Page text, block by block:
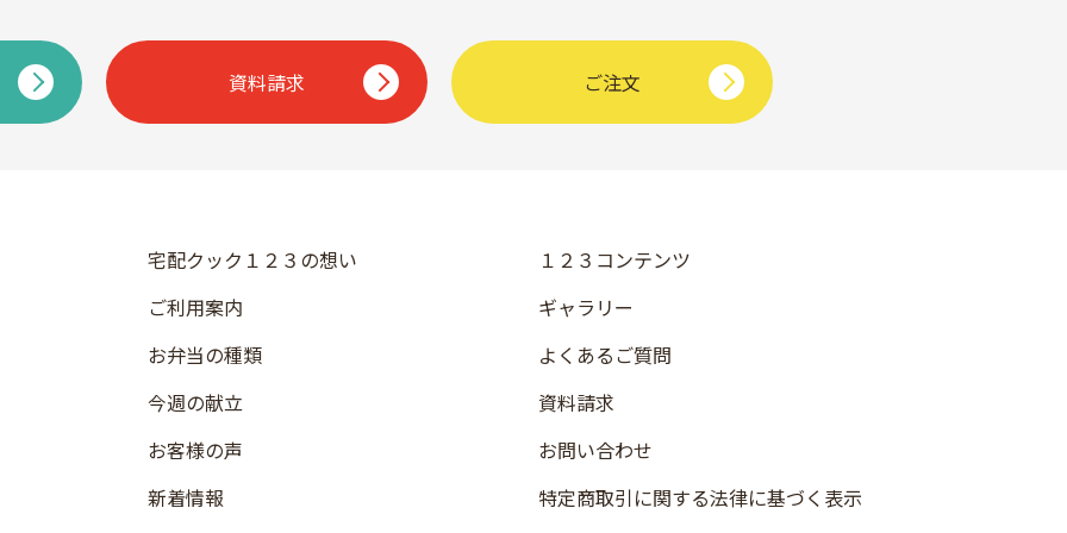
資料請求 ご注文
宅配クック１２３の想い
ご利用案内
お弁当の種類
今週の献立
お客様の声
新着情報
１２３コンテンツ
ギャラリー
よくあるご質問
資料請求
お問い合わせ
特定商取引に関する法律に基づく表示